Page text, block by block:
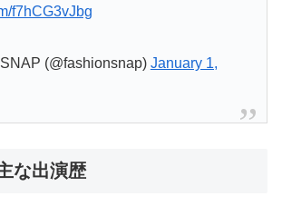
f7hCG3vJbg
(@fashionsnap) January 1,
な出演歴